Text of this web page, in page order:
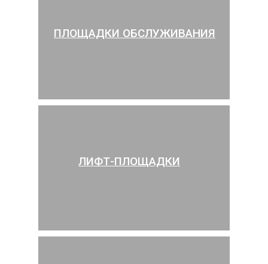
ПЛОЩАДКИ ОБСЛУЖИВАНИЯ
ЛИФТ-ПЛОЩАДКИ